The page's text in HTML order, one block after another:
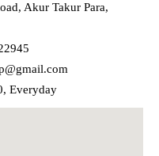
Akur Takur Para,
Everyday